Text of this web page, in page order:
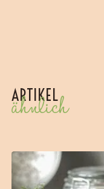
ARTIKEL
ähnlich